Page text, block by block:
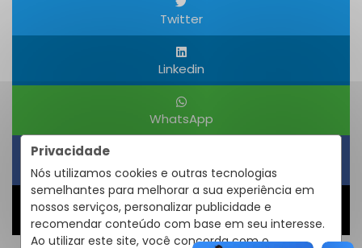
Privacidade
Nós utilizamos cookies e outras tecnologias
semelhantes para melhorar a sua experiência em
nossos serviços, personalizar publicidade e
recomendar conteúdo com base em seu interesse.
Ao utilizar este site, você concorda com o
Twitter
Linkedin
WhatsApp
Obter um Link
Compartilhar